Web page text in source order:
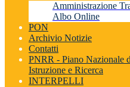
Amministrazione
Albo Online
PON
Archivio Notizie
Contatti
PNRR - Piano Nazionale
Istruzione e Ricerca
INTERPELLI